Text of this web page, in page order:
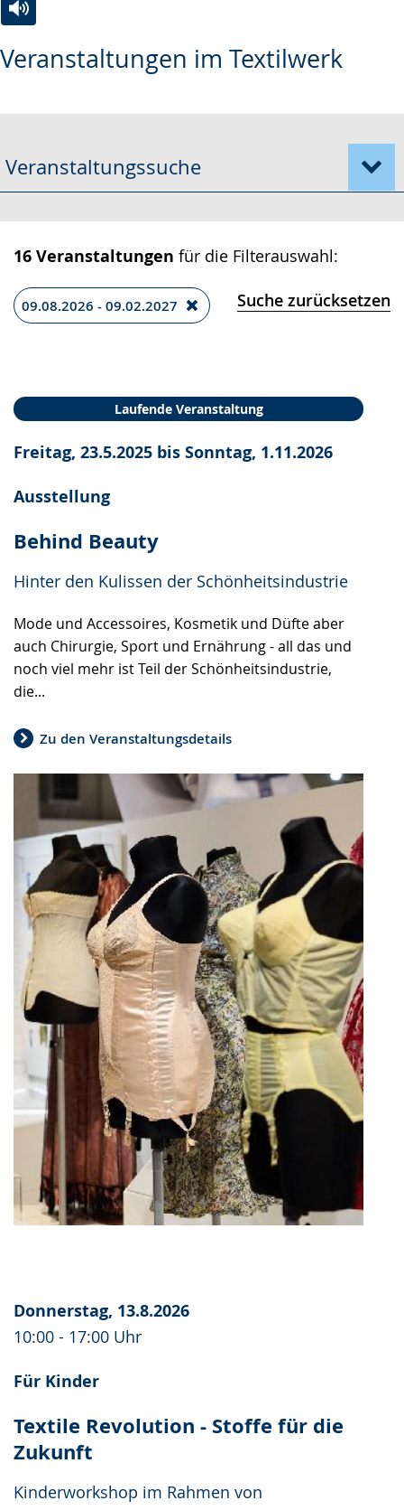
Veranstaltungen im Textilwerk
Leichten
wechseln.
Audio-
Video
Deutscher
wird
angezeigt.
Veranstaltungssuche
16 Veranstaltungen für die Filterauswahl:
09.08.2026 - 09.02.2027 Suche zurücksetzen
Laufende Veranstaltung
Freitag, 23.5.2025 bis Sonntag, 1.11.2026
Ausstellung
Behind Beauty
Hinter den Kulissen der Schönheitsindustrie
Mode und Accessoires, Kosmetik und Düfte aber
auch Chirurgie, Sport und Ernährung - all das und
noch viel mehr ist Teil der Schönheitsindustrie,
die...
Zu den Veranstaltungsdetails
Donnerstag, 13.8.2026
10:00 - 17:00 Uhr
Für Kinder
Textile Revolution - Stoffe für die
Zukunft
Kinderworkshop im Rahmen von